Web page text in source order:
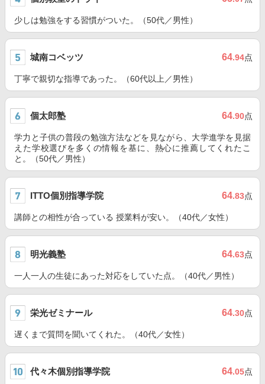
少しは勉強をする習慣がついた。（50代／男性）
城南コベッツ 64.94点
丁寧で親切な指導であった。（60代以上／男性）
個太郎塾 64.90点
学力と子供の普段の勉強方法などを見ながら、大学進学を見据
えた学校選びを多くの情報を基に、熱心に推薦してくれたこ
と。（50代／男性）
ITTO個別指導学院 64.83点
講師との相性が合っている 授業料が安い。（40代／女性）
明光義塾 64.63点
一人一人の生徒にあった対応をしていた点。（40代／男性）
栄光ゼミナール 64.30点
遅くまで質問を聞いてくれた。（40代／女性）
代々木個別指導学院 64.05点